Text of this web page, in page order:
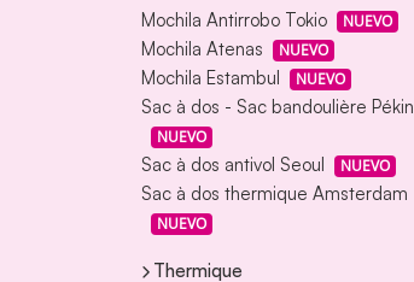
Mochila Antirrobo Tokio
NUEVO
Mochila Atenas NUEVO
Mochila Estambul NUEVO
Sac à dos - Sac bandoulière Pékin
NUEVO
Sac à dos antivol Seoul NUEVO
Sac à dos thermique Amsterdam
NUEVO
Thermique